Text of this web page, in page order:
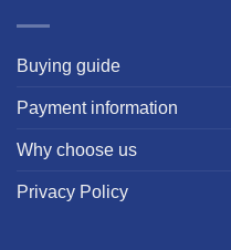
Buying guide
Payment information
Why choose us
Privacy Policy